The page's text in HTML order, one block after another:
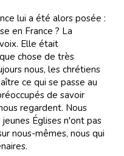
lui a été alors posée :
en France ? La
Elle était
chose de très
nous, les chrétiens
ce qui se passe au
de savoir
regardent. Nous
Églises n'ont pas
nous-mêmes, nous qui